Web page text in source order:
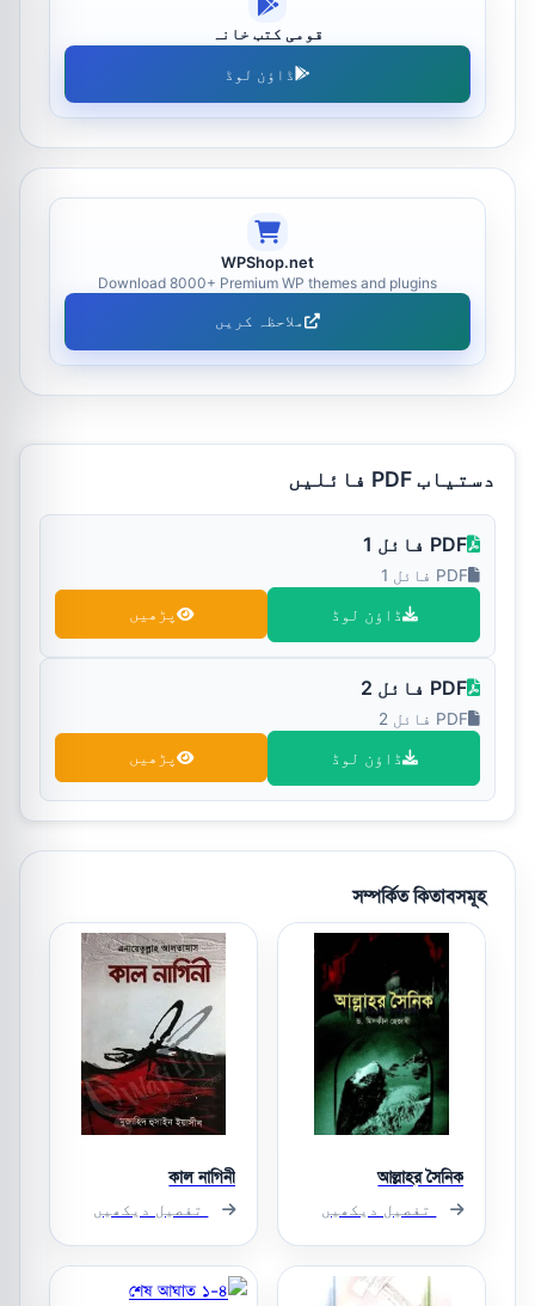
قومی کتب خانہ
ڈاؤن لوڈ
WPShop.net
Download 8000+ Premium WP themes and plugins
ملاحظہ کریں
دستیاب PDF فائلیں
PDF فائل 1
PDF فائل 1
ڈاؤن لوڈ پڑھیں
PDF فائل 2
PDF فائل 2
ڈاؤن لوڈ پڑھیں
সম্পর্কিত কিতাবসমূহ
আল্লাহর সৈনিক
تفصیل دیکھیں
কাল নাগিনী
تفصیل دیکھیں